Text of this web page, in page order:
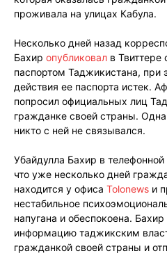
проживала на улицах Кабула.
Несколько дней назад
Бахир опубликовал в
паспортом Таджикистана, при
действия ее паспорта истек.
попросил официальных лиц
гражданке своей страны.
никто с ней не связывался.
Убайдулла Бахир в
что уже несколько дней
находится у офиса Tolonews и
нестабильное
напугана и обеспокоена.
информацию таджикским
гражданкой своей страны и